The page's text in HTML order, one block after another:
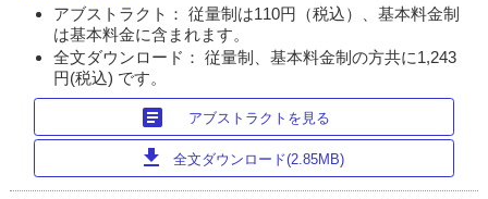
アブストラクト： 従量制は110円（税込）、基本料金制
は基本料金に含まれます。
全文ダウンロード： 従量制、基本料金制の方共に1,243
円(税込) です。
article アブストラクトを見る
download 全文ダウンロード(2.85MB)